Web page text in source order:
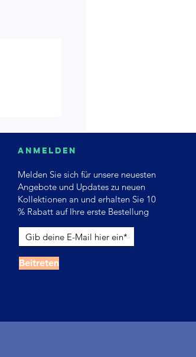
Anmelden
Melden Sie sich für unsere neuesten
Angebote und Updates zu neuen
Kollektionen an und erhalten Sie 10
% Rabatt auf Ihre erste Bestellung
Beitreten